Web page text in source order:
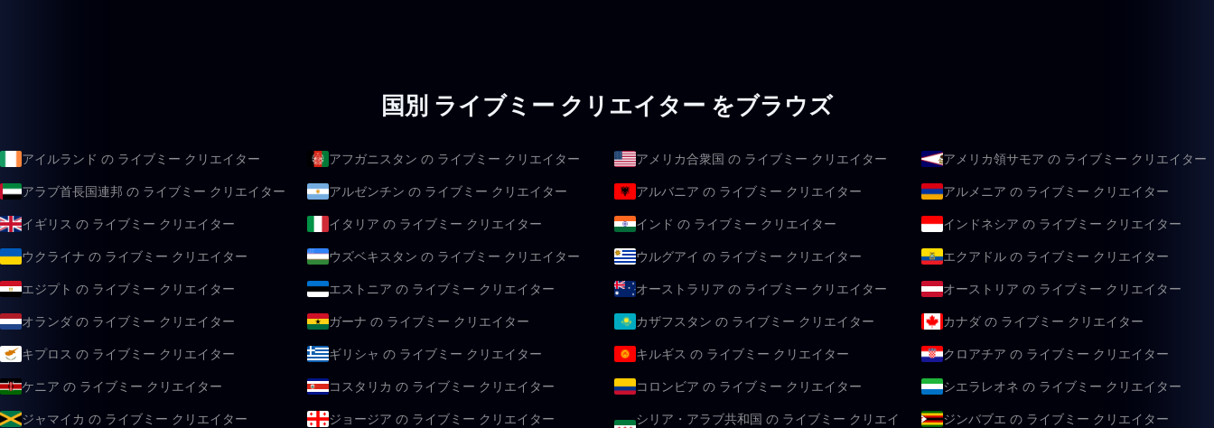
国別 ライブミー クリエイター をブラウズ
アイルランド の ライブミー クリエイター アフガニスタン の ライブミー クリエイター アメリカ合衆国 の ライブミー クリエイター アメリカ領サモア の ライブミー クリエイター
アラブ首長国連邦 の ライブミー クリエイター アルゼンチン の ライブミー クリエイター アルバニア の ライブミー クリエイター アルメニア の ライブミー クリエイター
イギリス の ライブミー クリエイター イタリア の ライブミー クリエイター インド の ライブミー クリエイター インドネシア の ライブミー クリエイター
ウクライナ の ライブミー クリエイター ウズベキスタン の ライブミー クリエイター ウルグアイ の ライブミー クリエイター エクアドル の ライブミー クリエイター
エジプト の ライブミー クリエイター エストニア の ライブミー クリエイター オーストラリア の ライブミー クリエイター オーストリア の ライブミー クリエイター
オランダ の ライブミー クリエイター ガーナ の ライブミー クリエイター カザフスタン の ライブミー クリエイター カナダ の ライブミー クリエイター
キプロス の ライブミー クリエイター ギリシャ の ライブミー クリエイター キルギス の ライブミー クリエイター クロアチア の ライブミー クリエイター
ケニア の ライブミー クリエイター コスタリカ の ライブミー クリエイター コロンビア の ライブミー クリエイター シエラレオネ の ライブミー クリエイター
ジャマイカ の ライブミー クリエイター ジョージア の ライブミー クリエイター
シリア・アラブ共和国 の ライブミー クリエイ
ジンバブエ の ライブミー クリエイター